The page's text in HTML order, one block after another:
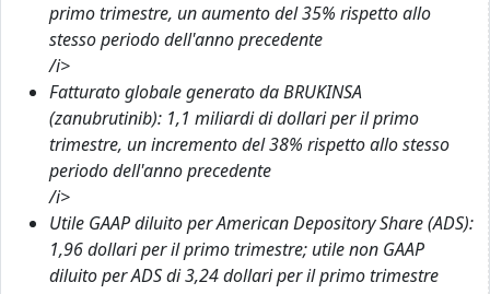
primo trimestre, un aumento del 35% rispetto allo
stesso periodo dell'anno precedente
/i>
Fatturato globale generato da BRUKINSA
(zanubrutinib): 1,1 miliardi di dollari per il primo
trimestre, un incremento del 38% rispetto allo stesso
periodo dell'anno precedente
/i>
Utile GAAP diluito per American Depository Share (ADS):
1,96 dollari per il primo trimestre; utile non GAAP
diluito per ADS di 3,24 dollari per il primo trimestre